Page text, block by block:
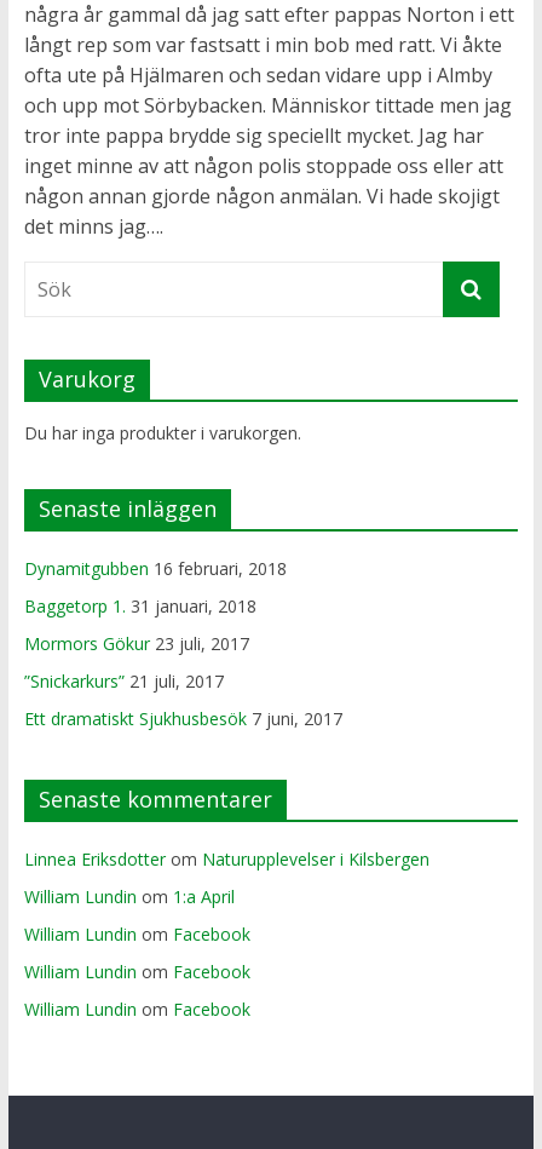
några år gammal då jag satt efter pappas Norton i ett
långt rep som var fastsatt i min bob med ratt. Vi åkte
ofta ute på Hjälmaren och sedan vidare upp i Almby
och upp mot Sörbybacken. Människor tittade men jag
tror inte pappa brydde sig speciellt mycket. Jag har
inget minne av att någon polis stoppade oss eller att
någon annan gjorde någon anmälan. Vi hade skojigt
det minns jag….
Varukorg
Du har inga produkter i varukorgen.
Senaste inläggen
Dynamitgubben 16 februari, 2018
Baggetorp 1. 31 januari, 2018
Mormors Gökur 23 juli, 2017
”Snickarkurs” 21 juli, 2017
Ett dramatiskt Sjukhusbesök 7 juni, 2017
Senaste kommentarer
Linnea Eriksdotterom Naturupplevelser i Kilsbergen
William Lundin om 1:a April
William Lundin om Facebook
William Lundin om Facebook
William Lundin om Facebook